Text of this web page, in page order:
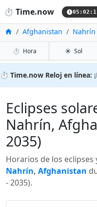
⏱️ Time.now
InicioAfghanistan Nahrín
⏱️ Hora ☀️ Sol
⏱️ Time.now Reloj en línea:
Eclipses
Nahrín,
2035)
Horarios de los
Nahrín, Afghanistan
- 2035).